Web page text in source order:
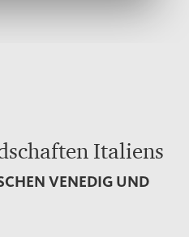
Italiens
VENEDIG UND